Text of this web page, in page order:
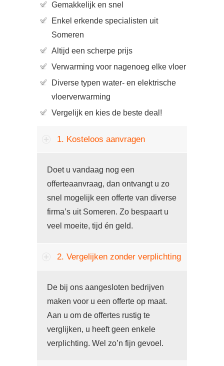
Gemakkelijk en snel
Enkel erkende specialisten uit
Someren
Altijd een scherpe prijs
Verwarming voor nagenoeg elke vloer
Diverse typen water- en elektrische
vloerverwarming
Vergelijk en kies de beste deal!
1. Kosteloos aanvragen
Doet u vandaag nog een
offerteaanvraag, dan ontvangt u zo
snel mogelijk een offerte van diverse
firma’s uit Someren. Zo bespaart u
veel moeite, tijd én geld.
2. Vergelijken zonder verplichting
De bij ons aangesloten bedrijven
maken voor u een offerte op maat.
Aan u om de offertes rustig te
verglijken, u heeft geen enkele
verplichting. Wel zo’n fijn gevoel.